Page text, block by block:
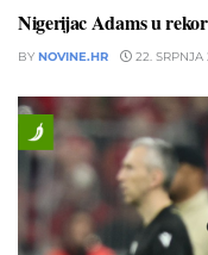
Nigerijac Adams u
BY NOVINE.HR 22. SRPNJA